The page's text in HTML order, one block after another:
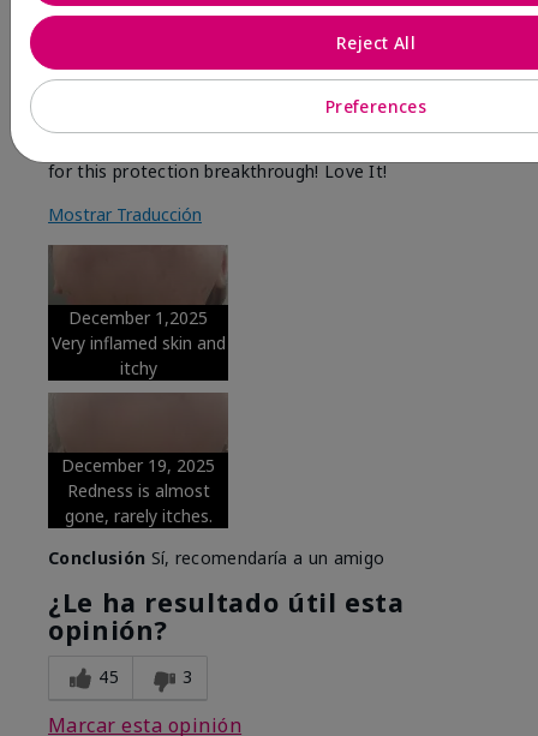
Evaluado en
marykay.com/en-us/
for this protection breakthrough! Love It!
Mostrar Traducción
December 1,2025
Very inflamed skin and
itchy
December 19, 2025
Redness is almost
gone, rarely itches.
Conclusión Sí, recomendaría a un amigo
¿Le ha resultado útil esta
opinión?
45 3
Marcar esta opinión
Preferences
Reject All